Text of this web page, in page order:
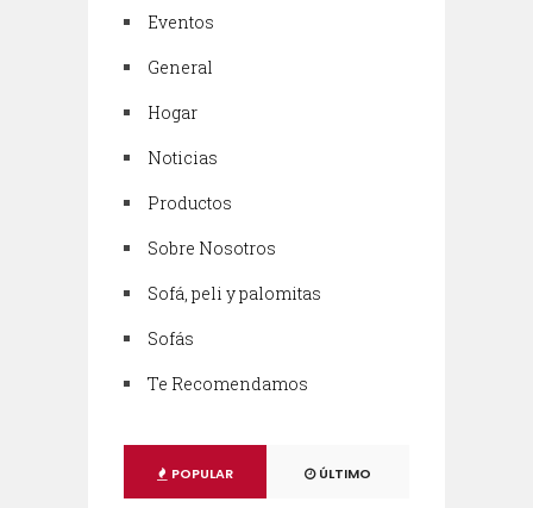
Eventos
General
Hogar
Noticias
Productos
Sobre Nosotros
Sofá, peli y palomitas
Sofás
Te Recomendamos
POPULAR ÚLTIMO